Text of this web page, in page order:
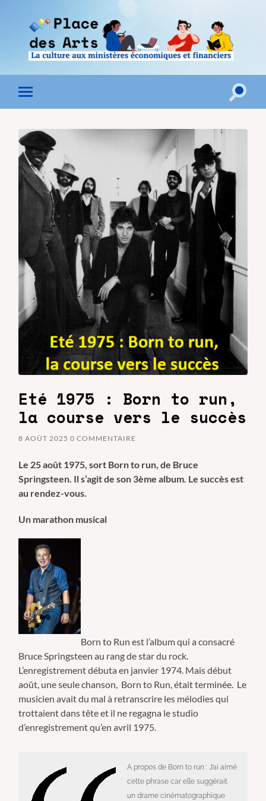
Toggle
mobile
Toggle
Eté 1975 : Born to run,
la course vers le succès
8 AOÛT 2025 0 COMMENTAIRE
Le 25 août 1975, sort Born to run, de Bruce
Springsteen. Il s’agit de son 3ème album. Le succès est
au rendez-vous.
Un marathon musical
Born to Run est l’album qui a consacré
Bruce Springsteen au rang de star du rock.
L’enregistrement débuta en janvier 1974. Mais début
août, une seule chanson, Born to Run, était terminée. Le
musicien avait du mal à retranscrire les mélodies qui
trottaient dans tête et il ne regagna le studio
d’enregistrement qu’en avril 1975.
A propos de Born to run : J’ai aimé
cette phrase car elle suggérait
un drame cinématographique